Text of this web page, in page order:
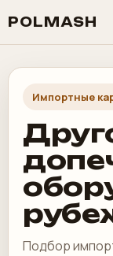
POLMASH
Импортные
Подбор